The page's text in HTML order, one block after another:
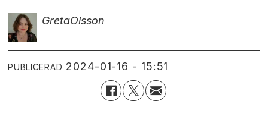
GretaOlsson
PUBLICERAD 2024-01-16 - 15:51